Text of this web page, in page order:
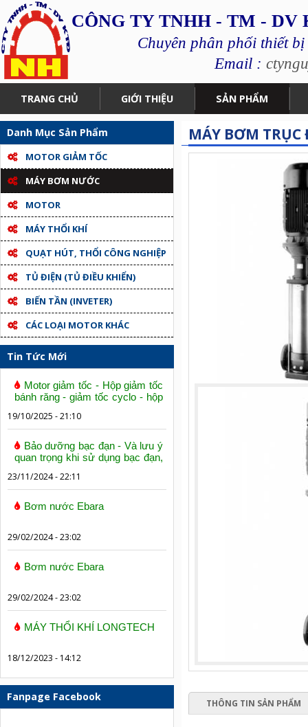
CÔNG TY TNHH - TM -
Chuyên phân phối thiết
Email :
TRANG CHỦ GIỚI THIỆU SẢN PHẨM
Danh Mục Sản Phẩm
MOTOR GIẢM TỐC
MÁY BƠM NƯỚC
MOTOR
MÁY THỔI KHÍ
QUẠT HÚT, THỔI CÔNG NGHIỆP
TỦ ĐIỆN (TỦ ĐIỀU KHIỂN)
BIẾN TẦN (INVETER)
CÁC LOẠI MOTOR KHÁC
Tin Tức Mới
Motor giảm tốc - Hộp giảm tốc
bánh răng - giảm tốc cyclo - hộp
19/10/2025 - 21:10
Bảo dưỡng bạc đạn - Và lưu ý
quan trọng khi sử dụng bạc đạn,
23/11/2024 - 22:11
Bơm nước Ebara
29/02/2024 - 23:02
Bơm nước Ebara
29/02/2024 - 23:02
MÁY THỔI KHÍ LONGTECH
18/12/2023 - 14:12
Fanpage Facebook
MÁY BƠM TRỤC
THÔNG TIN SẢN PHẨM